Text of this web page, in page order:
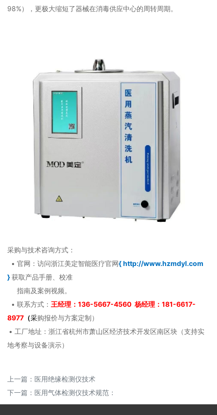
98%），更极大缩短了器械在消毒供应中心的周转周期。
采购与技术咨询方式：
• 官网：访问浙江美定智能医疗官网{http://www.hzmdyl.com
}获取产品手册、校准
指南及案例视频。
• 联系方式： 王经理：136-5667-4560 杨经理：181-6617-
8977 （采购报价与方案定制）
• 工厂地址：浙江省杭州市萧山区经济技术开发区南区块（支持实
地考察与设备演示）
上一篇： 医用绝缘检测仪技术
下一篇： 医用气体检测仪技术规范：